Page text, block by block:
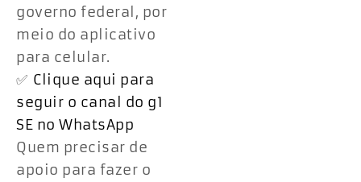
governo federal, por
meio do aplicativo
para celular.
✅ Clique aqui para
seguir o canal do g1
SE no WhatsApp
Quem precisar de
apoio para fazer o